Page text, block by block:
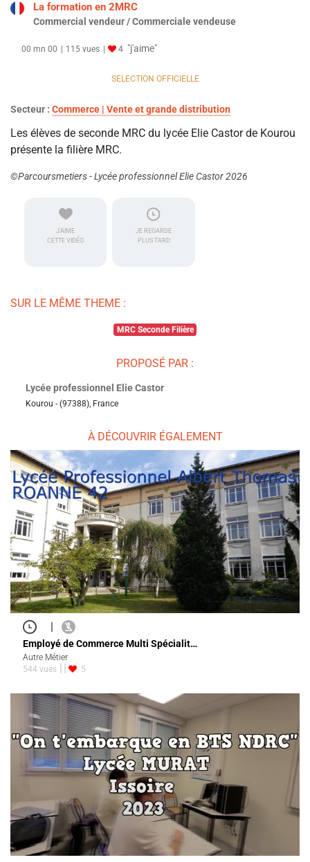
La formation en 2MRC
Commercial vendeur / Commerciale vendeuse
00 mn 00 115 vues 4 "j'aime"
SELECTION OFFICIELLE
Secteur : Commerce | Vente et grande distribution
Les élèves de seconde MRC du lycée Elie Castor de Kourou
présente la filière MRC.
©Parcoursmetiers - Lycée professionnel Elie Castor 2026
J'AIME
CETTE VIDÉO
JE REGARDE
PLUS TARD
SUR LE MÊME THEME :
MRC Seconde Filière
PROPOSÉ PAR :
Lycée professionnel Elie Castor
Kourou - (97388), France
À DÉCOUVRIR ÉGALEMENT
|
Employé de Commerce Multi Spécialit…
Autre Métier
544 vues
5